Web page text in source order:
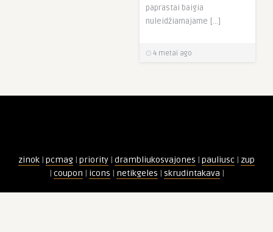
paprastai baigia
nuleidžiamajame […]
4 metai ago
zinok | pcmag | priority | drambliukosvajones | pauliusc | zup
| coupon | icons | netikgeles | skrudintakava |